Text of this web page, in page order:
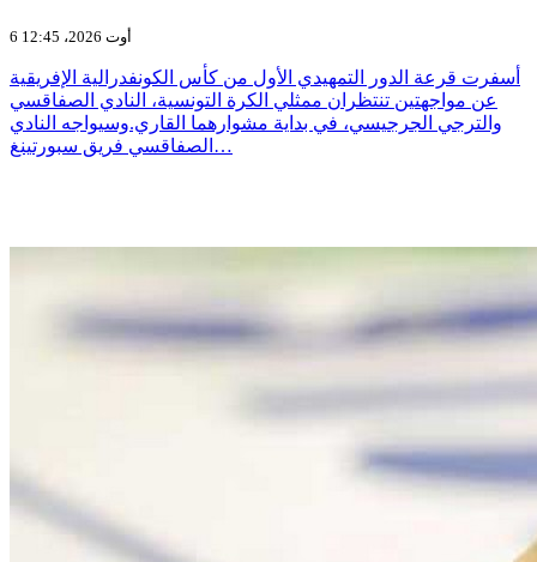
6 أوت 2026، 12:45
أسفرت قرعة الدور التمهيدي الأول من كأس الكونفدرالية الإفريقية
عن مواجهتين تنتظران ممثلي الكرة التونسية، النادي الصفاقسي
والترجي الجرجيسي، في بداية مشوارهما القاري.وسيواجه النادي
الصفاقسي فريق سبورتينغ…